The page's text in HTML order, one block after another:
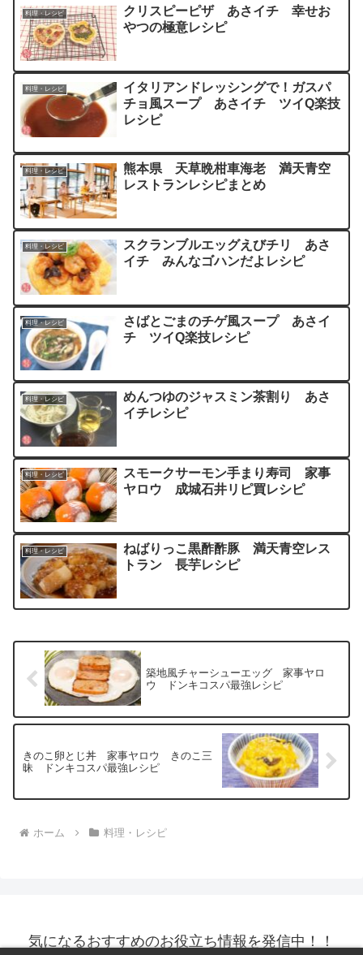
料理・レシピ
クリスピーピザ あさイチ 幸せお
やつの極意レシピ
料理・レシピ
イタリアンドレッシングで！ガスパ
チョ風スープ あさイチ ツイQ楽技
レシピ
料理・レシピ
熊本県 天草晩柑車海老 満天青空
レストランレシピまとめ
料理・レシピ
スクランブルエッグえびチリ あさ
イチ みんなゴハンだよレシピ
料理・レシピ
さばとごまのチゲ風スープ あさイ
チ ツイQ楽技レシピ
料理・レシピ
めんつゆのジャスミン茶割り あさ
イチレシピ
料理・レシピ
スモークサーモン手まり寿司 家事
ヤロウ 成城石井リピ買レシピ
料理・レシピ
ねばりっこ黒酢酢豚 満天青空レス
トラン 長芋レシピ
築地風チャーシューエッグ 家事ヤロ
ウ ドンキコスパ最強レシピ
きのこ卵とじ丼 家事ヤロウ きのこ三
昧 ドンキコスパ最強レシピ
ホーム 料理・レシピ
気になるおすすめのお役立ち情報を発信中！！